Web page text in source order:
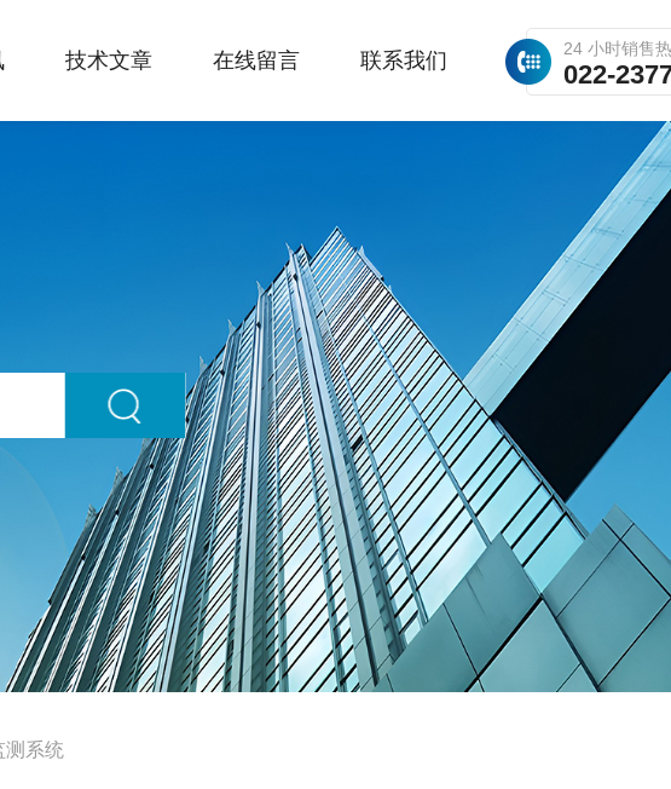
24 小时销售
022-
技术文章 在线留言 联系我们
系统